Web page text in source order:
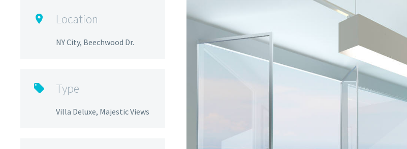
 Location
NY City, Beechwood Dr.
 Type
Villa Deluxe, Majestic Views